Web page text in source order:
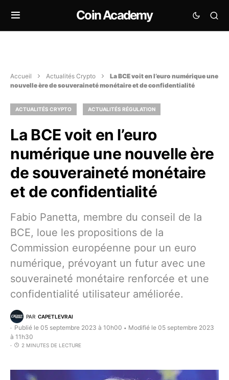
Coin Academy
Accueil Actualités Crypto
La BCE voit en l’euro numérique une
nouvelle ère de souveraineté monétaire et de confidentialité
ACTUALITÉS CRYPTO ACTUALITÉS RÉGULATION
La BCE voit en l’euro
numérique une nouvelle ère
de souveraineté monétaire
et de confidentialité
Fabio Panetta, membre du conseil de la
BCE, loue les propositions de la
Commission européenne pour un euro
numérique, prévoyant un futur avec une
souveraineté monétaire renforcée et une
confidentialité utilisateur améliorée.
PAR CAPETLEVRAI
Publié le 05 septembre 2023 à 10h00 • Modifié le 05 septembre 2023
à 11h30
2 MINUTES DE LECTURE